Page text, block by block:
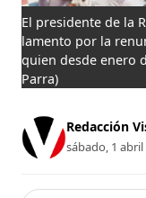
El presidente de la
lamento por la
quien desde enero
Parra)
Redacción
sábado, 1 abril